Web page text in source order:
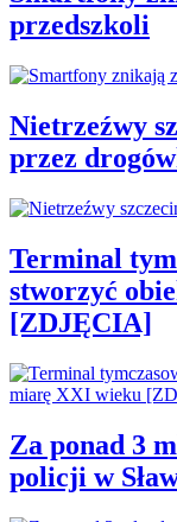
przedszkoli
Nietrzeźwy
przez
Terminal
stworzyć
[ZDJĘCIA]
Za ponad 3
policji w